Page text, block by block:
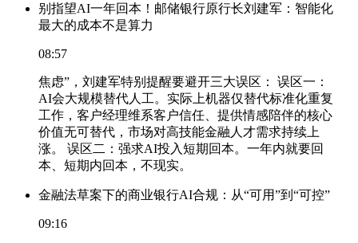
别指望AI一年回本！邮储银行原行长刘建军：智能化
最大的成本不是算力
08:57
焦虑”，刘建军特别提醒要避开三大误区： 误区一：
AI会大规模替代人工。实际上机器仅替代标准化重复
工作，客户经理维系客户信任、提供情感陪伴的核心
价值无可替代，市场对高技能金融人才需求持续上
涨。 误区二：强求AI投入短期回本。一年内就要回
本、短期内回本，不现实。
金融法草案下的商业银行AI合规：从“可用”到“可控”
09:16